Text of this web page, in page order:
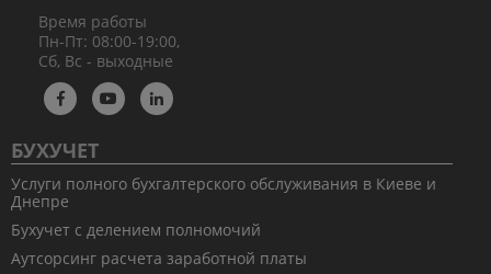
Время работы
Пн-Пт: 08:00-19:00,
Сб, Вс - выходные
БУХУЧЕТ
Услуги полного бухгалтерского обслуживания в Киеве и
Днепре
Бухучет с делением полномочий
Аутсорсинг расчета заработной платы